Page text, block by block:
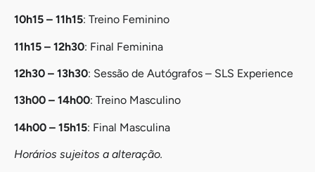
10h15 – 11h15: Treino Feminino
11h15 – 12h30: Final Feminina
12h30 – 13h30: Sessão de Autógrafos – SLS Experience
13h00 – 14h00: Treino Masculino
14h00 – 15h15: Final Masculina
Horários sujeitos a alteração.